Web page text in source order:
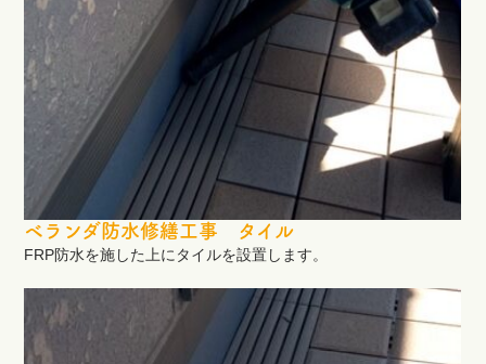
ベランダ防水修繕工事 タイル
FRP防水を施した上にタイルを設置します。